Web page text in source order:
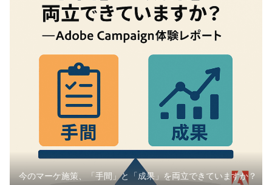
今のマーケ施策、「手間」と「成果」を両立できていますか？